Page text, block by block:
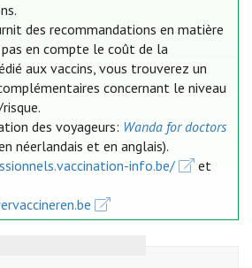
des recommandations en matière
pas en compte le coût de la
aux vaccins, vous trouverez un
concernant le niveau
des voyageurs: Wanda for doctors
néerlandais et en anglais).
info.be/
et